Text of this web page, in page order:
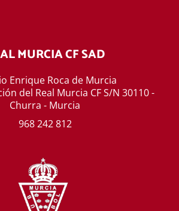
MURCIA CF SAD
Enrique Roca de Murcia
del Real Murcia CF S/N 30110 -
Churra - Murcia
968 242 812